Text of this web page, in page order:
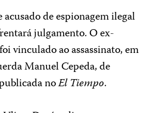
de espionagem ilegal
julgamento. O ex-
vinculado ao assassinato, em
Manuel Cepeda, de
noEl Tiempo.